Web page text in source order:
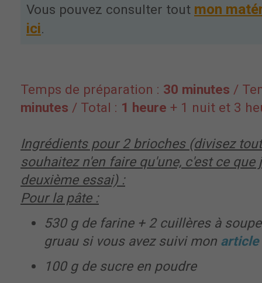
Vous pouvez consulter tout mon
ici.
Temps de préparation : 30 minutes /
minutes / Total : 1 heure + 1 nuit et 3
Ingrédients pour2 brioches(divisez
souhaitez n'en faire qu'une, c'est ce
deuxième essai) :
Pour la pâte :
530 g de farine + 2 cuillères à
gruau si vous avez suivi mon article
100 g de sucre en poudre